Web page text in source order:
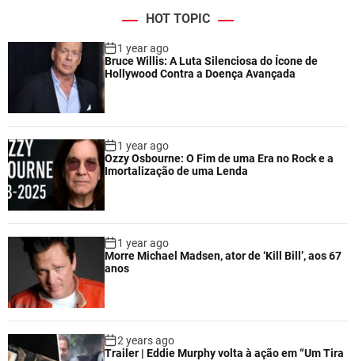
HOT TOPIC
1 year ago
Bruce Willis: A Luta Silenciosa do Ícone de
Hollywood Contra a Doença Avançada
1 year ago
Ozzy Osbourne: O Fim de uma Era no Rock e a
Imortalização de uma Lenda
1 year ago
Morre Michael Madsen, ator de ‘Kill Bill’, aos 67
anos
2 years ago
Trailer | Eddie Murphy volta à ação em “Um Tira